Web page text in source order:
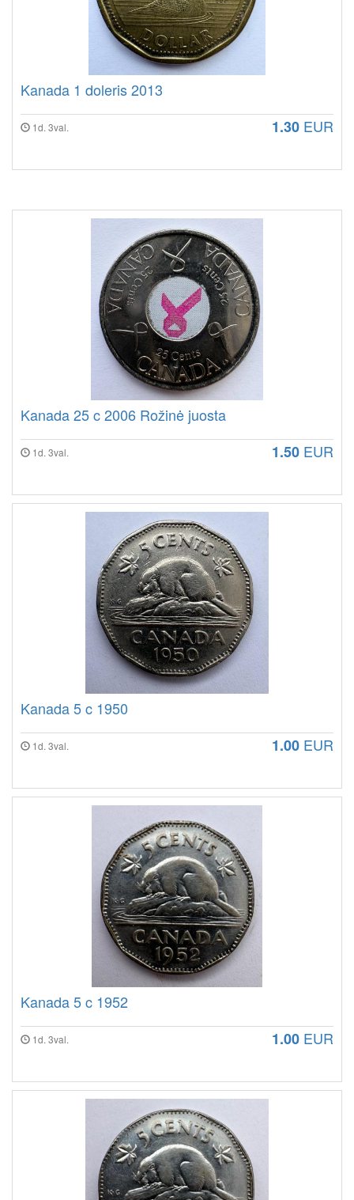
Kanada 1 doleris 2013
1d. 3val. 1.30 EUR
Kanada 25 c 2006 Rožinė juosta
1d. 3val. 1.50 EUR
Kanada 5 c 1950
1d. 3val. 1.00 EUR
Kanada 5 c 1952
1d. 3val. 1.00 EUR